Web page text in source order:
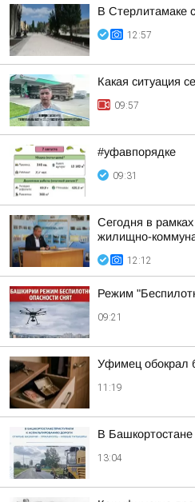
В Стерлитамаке
12:57
Какая ситуация
09:57
#уфавпорядке
09:31
Сегодня в
жилищно-
12:12
Режим
09:21
Уфимец обокрал
11:19
В
13:04